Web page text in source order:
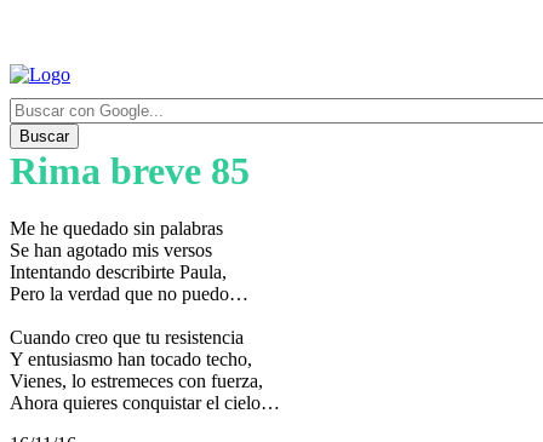
Buscar
Rima breve 85
Me he quedado sin palabras
Se han agotado mis versos
Intentando describirte Paula,
Pero la verdad que no puedo…
Cuando creo que tu resistencia
Y entusiasmo han tocado techo,
Vienes, lo estremeces con fuerza,
Ahora quieres conquistar el cielo…